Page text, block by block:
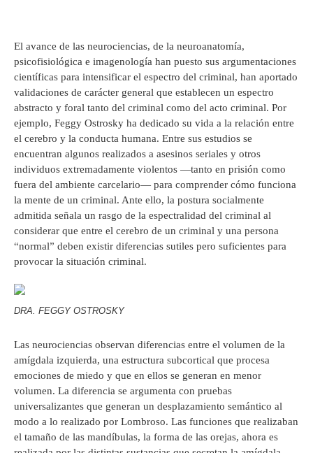
El avance de las neurociencias, de la neuroanatomía,
psicofisiológica e imagenología han puesto sus argumentaciones
científicas para intensificar el espectro del criminal, han aportado
validaciones de carácter general que establecen un espectro
abstracto y foral tanto del criminal como del acto criminal. Por
ejemplo, Feggy Ostrosky ha dedicado su vida a la relación entre
el cerebro y la conducta humana. Entre sus estudios se
encuentran algunos realizados a asesinos seriales y otros
individuos extremadamente violentos —tanto en prisión como
fuera del ambiente carcelario— para comprender cómo funciona
la mente de un criminal. Ante ello, la postura socialmente
admitida señala un rasgo de la espectralidad del criminal al
considerar que entre el cerebro de un criminal y una persona
“normal” deben existir diferencias sutiles pero suficientes para
provocar la situación criminal.
DRA. FEGGY OSTROSKY
Las neurociencias observan diferencias entre el volumen de la
amígdala izquierda, una estructura subcortical que procesa
emociones de miedo y que en ellos se generan en menor
volumen. La diferencia se argumenta con pruebas
universalizantes que generan un desplazamiento semántico al
modo a lo realizado por Lombroso. Las funciones que realizaban
el tamaño de las mandíbulas, la forma de las orejas, ahora es